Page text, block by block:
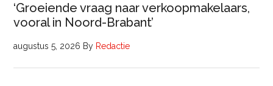
‘Groeiende vraag naar verkoopmakelaars,
vooral in Noord-Brabant’
augustus 5, 2026 By Redactie